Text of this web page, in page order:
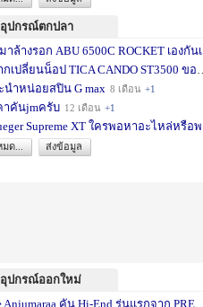
ปกรณ์ตกปลา
าล้างรอก ABU 6500C ROCKET เองกันเถอ
เปลี่ยนน็อป TICA CANDO ST3500 ขอคำแน
นำหน่อยสปิน G max 8 เดือน +1
าคันjmครับ 12 เดือน +1
Supreme XT ใครพอหาอะไหล่หรือพอซ
ด...
ส่งข้อมูล
ปกรณ์ออกใหม่
Anjumaraa คัน Hi-End รุ่นแรกจาก PREY